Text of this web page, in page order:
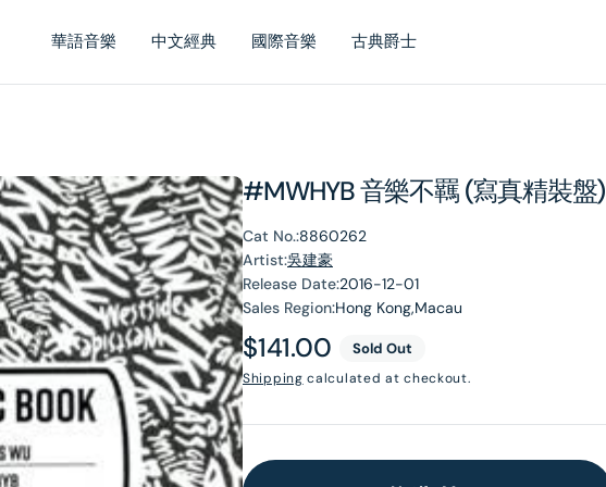
華語音樂 中文經典 國際音樂 古典爵士
#MWHYB 音樂不羈 (寫真精裝盤)
Cat No.:8860262
Artist:吳建豪
Release Date:2016-12-01
Sales Region:Hong Kong,Macau
Regular
price
$141.00 Sold Out
Shipping calculated at checkout.